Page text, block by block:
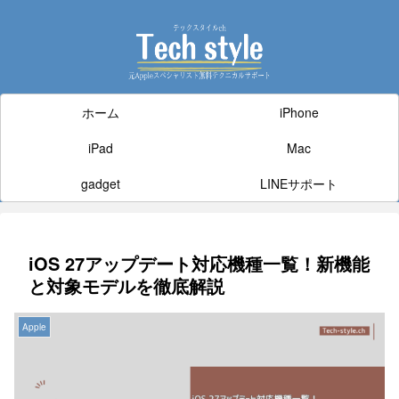
ホーム
iPhone
iPad
Mac
gadget
LINEサポート
iOS 27アップデート対応機種一覧！新機能
と対象モデルを徹底解説
Apple